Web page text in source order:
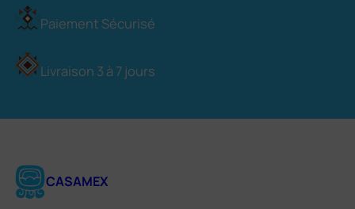
Paiement Sécurisé
Livraison 3 à 7 jours
CASAMEX